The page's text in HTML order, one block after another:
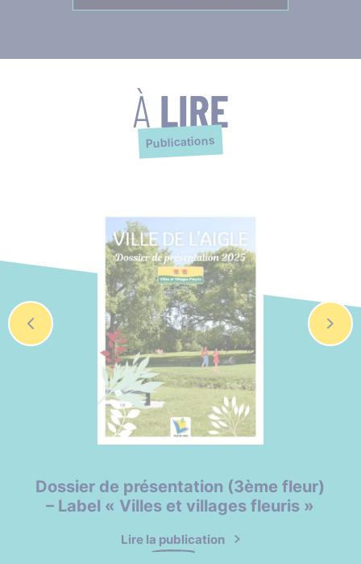
À LIRE
Publications
Dossier de présentation (3ème fleur)
– Label « Villes et villages fleuris »
Lire la publication